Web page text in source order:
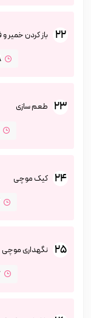
22 باز کردن خمیر
23 طعم سازی
24 کیک موچی
25 نگهداری موچی